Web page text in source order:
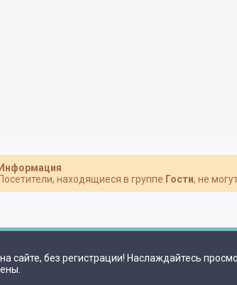
Информация
Посетители, находящиеся в группе Гости, не
без регистрации! Наслаждайтесь